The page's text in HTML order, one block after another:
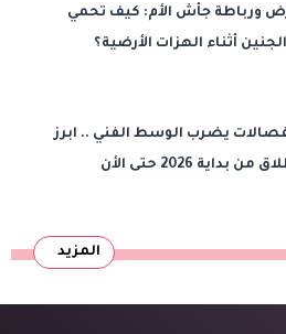
ورباطة جأش الأم: كيف تحمي
أثناء الهزات الأرضية؟
يضرب الوسط الفني .. ابرز
بداية 2026 حتى الأن
المزيد